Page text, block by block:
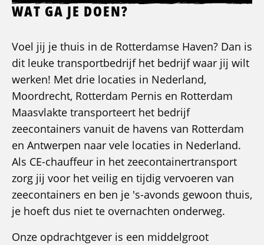
WAT GA JE DOEN?
Voel jij je thuis in de Rotterdamse Haven? Dan is
dit leuke transportbedrijf het bedrijf waar jij wilt
werken! Met drie locaties in Nederland,
Moordrecht, Rotterdam Pernis en Rotterdam
Maasvlakte transporteert het bedrijf
zeecontainers vanuit de havens van Rotterdam
en Antwerpen naar vele locaties in Nederland.
Als CE-chauffeur in het zeecontainertransport
zorg jij voor het veilig en tijdig vervoeren van
zeecontainers en ben je 's-avonds gewoon thuis,
je hoeft dus niet te overnachten onderweg.
Onze opdrachtgever is een middelgroot